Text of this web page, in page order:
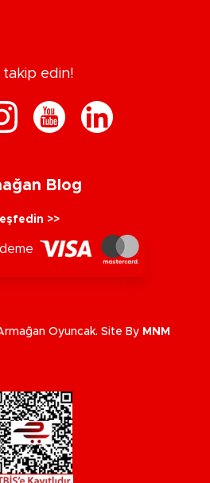
takip edin!
Blog
>>
Oyuncak. Site By MNM